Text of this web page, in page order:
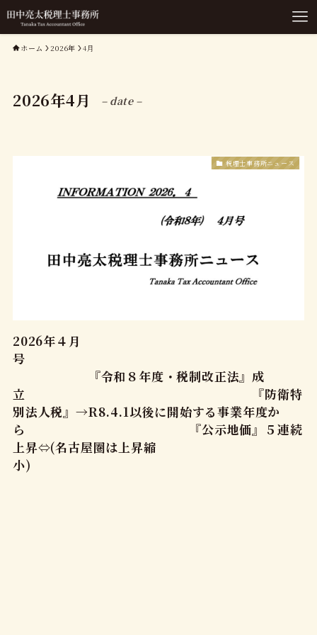
ホーム 2026年 4月
2026年4月 – date –
税理士事務所ニュース
2026年４月
号
『令和８年度・税制改正法』成
立 『防衛特
別法人税』→R8.4.1以後に開始する事業年度か
ら 『公示地価』５連続
上昇⇔(名古屋圏は上昇縮
小)